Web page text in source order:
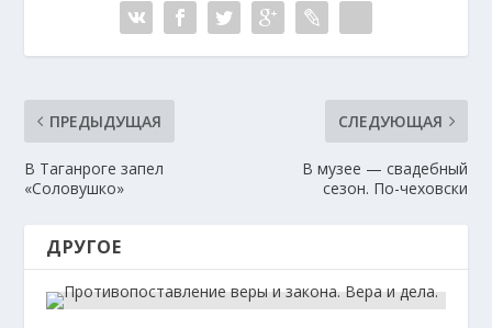
ПРЕДЫДУЩАЯ
В Таганроге запел
«Соловушко»
СЛЕДУЮЩАЯ
В музее — свадебный
сезон. По-чеховски
ДРУГОЕ